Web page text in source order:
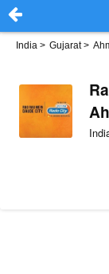
India > Gujarat>